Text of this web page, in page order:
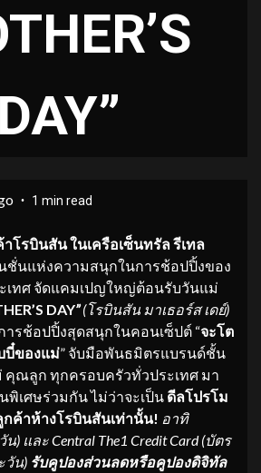
DAY”
1 min read
บินสัน ในเครือเซ็นทรัล รีเทล
ชั่นแห่งความสนุกในการช้อปปิ้งของ
เทศ จัดแคมเปญใหญ่ต้อนรับวันแม่
DAY” (โรบินสัน มาเธอร์ส เดย์)
รช้อปปิ้งสุดสนุกในคอนเซ็ปต์ “จะโต
บี๋ของแม่” จับมือพันธมิตรแบรนด์ชั้น
ณลูก ทุกครอบครัวทั่วประเทศ มา
เศษร่วมกัน ไม่ว่าจะเป็น ดีลโปรโม
ค้าห้างโรบินสันเท่านั้น! อาทิ
) และ Central The1 Credit Card (บัตร
วัน) รับคูปองส่วนลดหรือคูปองดิจิทัล